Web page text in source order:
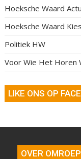
Hoeksche Waard
Hoeksche Waard
Politiek HW
Voor Wie Het Horen
LIKE ONS OP
OVER